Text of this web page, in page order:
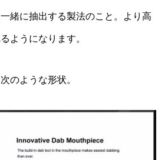
緒に抽出する製法のこと。より高
ようになります。
のような形状。